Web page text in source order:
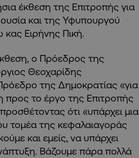
έκθεση της Επιτροπής για
και της Υφυπουργού
Ειρήνης Πική.
ο Πρόεδρος της
Θεοχαρίδης
της Δημοκρατίας «για
προς το έργο της Επιτροπής
ότι «υπάρχει μια
τομέα της κεφαλαιαγοράς
και εμείς, να υπάρχει
Βάζουμε πάρα πολλά